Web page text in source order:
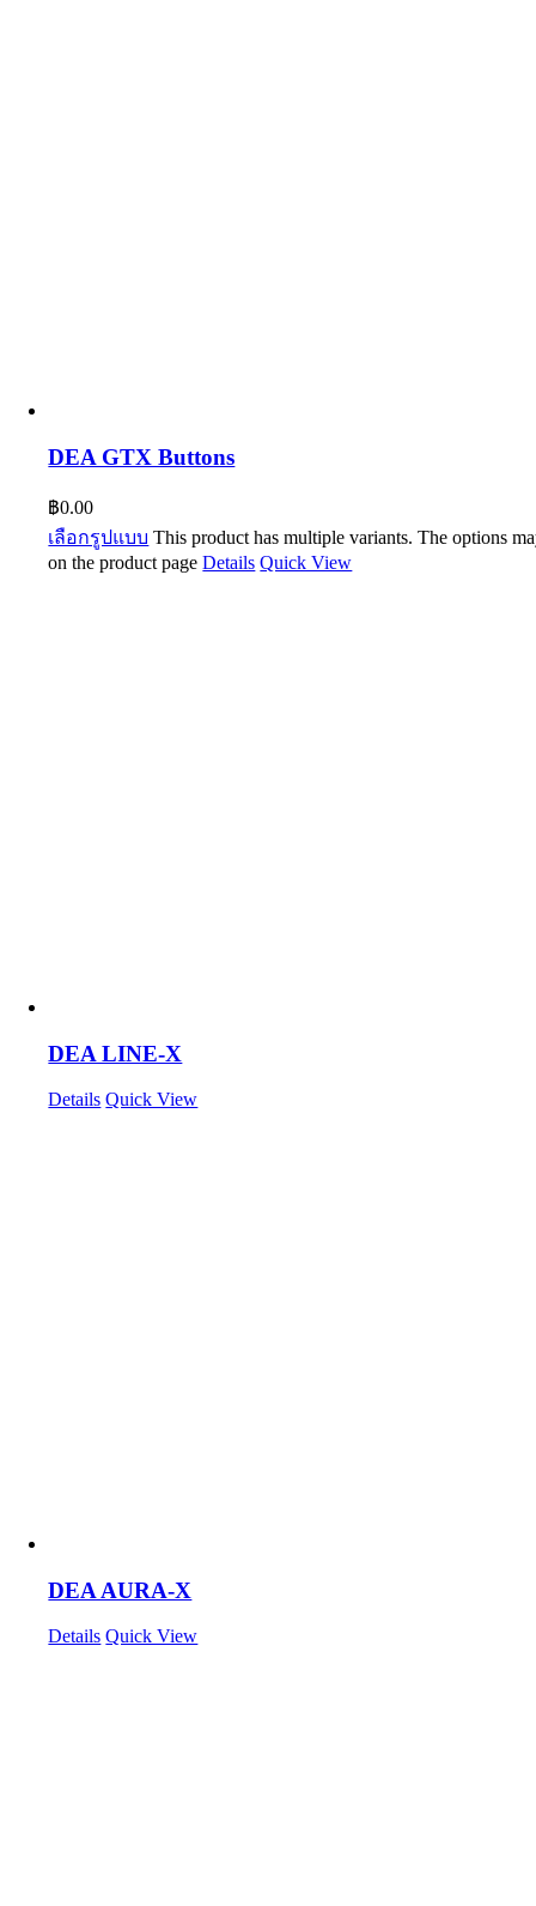
DEA GTX Buttons
฿0.00
เลือกรูปแบบ This product has multiple variants. The options
on the product pageDetails Quick View
DEA LINE-X
Details Quick View
DEA AURA-X
Details Quick View